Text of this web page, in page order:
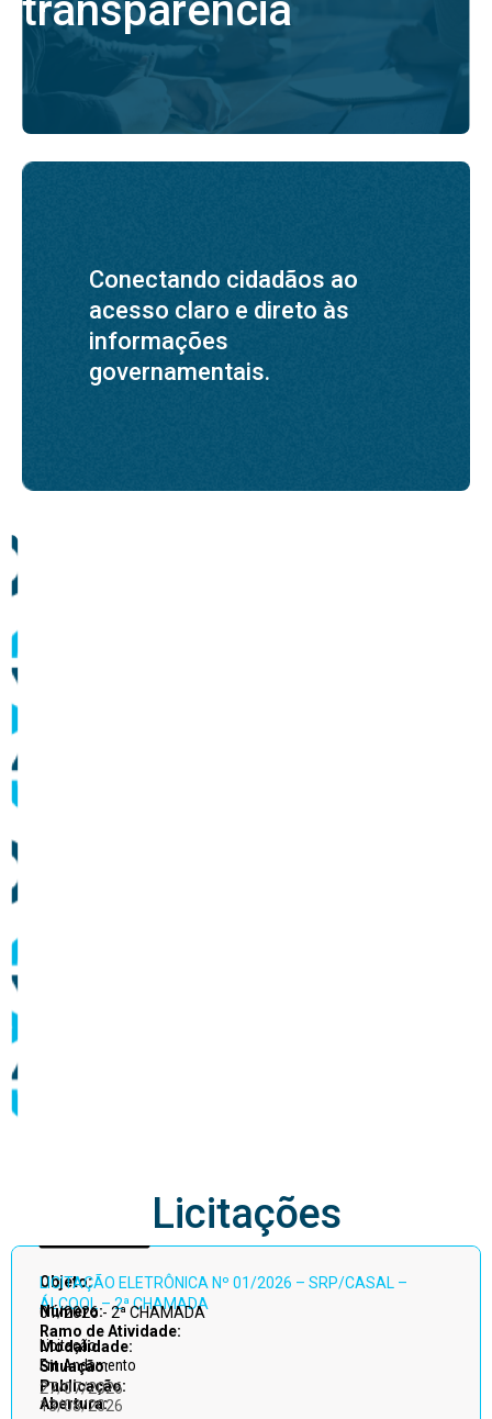
transparência
Conectando cidadãos ao
acesso claro e direto às
informações
governamentais.
Acessar
todos
Licitações
Objeto:
LICITAÇÃO ELETRÔNICA Nº 01/2026 – SRP/CASAL –
ÁLCOOL – 2ª CHAMADA
Número:
01/2026 - 2ª CHAMADA
Ramo de Atividade:
Modalidade:
Licitação
Situação:
Em Andamento
Publicação:
27/07/2026
Abertura:
13/08/2026